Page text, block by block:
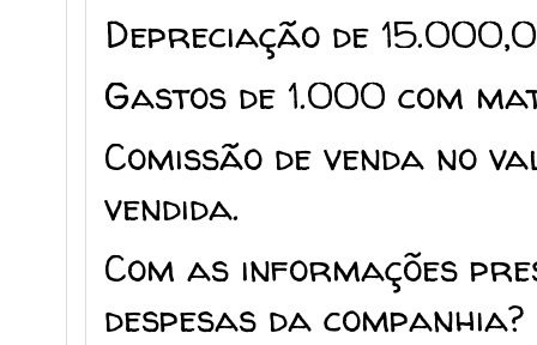
Depreciação de
Gastos de 1.000 com
Comissão de venda no
vendida.
Com as informações
despesas da companhia?